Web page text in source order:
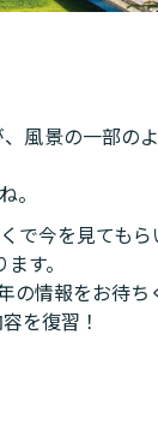
風景の一部の
。
で今を見てもら
す。
情報をお待ち
を復習！